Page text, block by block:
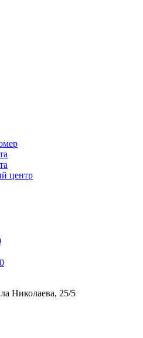
центр
0
Николаева, 25/5